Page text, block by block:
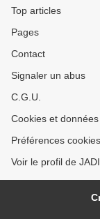
Top articles
Pages
Contact
Signaler un abus
C.G.U.
Cookies et
Préférences cookies
Voir le profil de